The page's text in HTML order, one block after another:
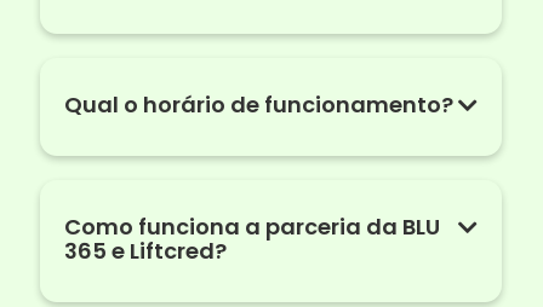
Qual o horário de funcionamento?
Como funciona a parceria da BLU
365 e Liftcred?